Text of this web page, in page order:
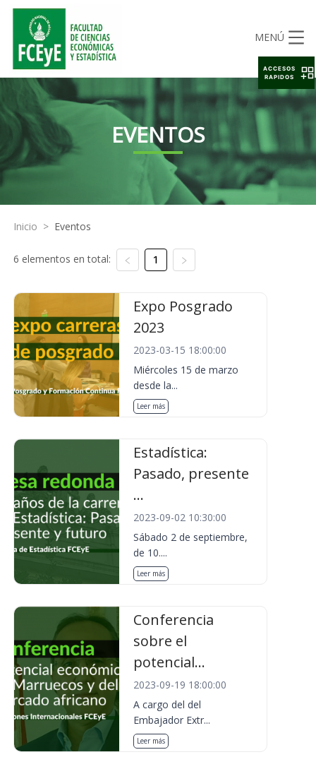
MENÚ
EVENTOS
Inicio > Eventos
6 elementos en total: 1
Expo Posgrado
2023
2023-03-15 18:00:00
Miércoles 15 de marzo
desde la...
Leer más
Estadística:
Pasado, presente
...
2023-09-02 10:30:00
Sábado 2 de septiembre,
de 10....
Leer más
Conferencia
sobre el
potencial...
2023-09-19 18:00:00
A cargo del del
Embajador Extr...
Leer más
ACCESOS
RAPIDOS